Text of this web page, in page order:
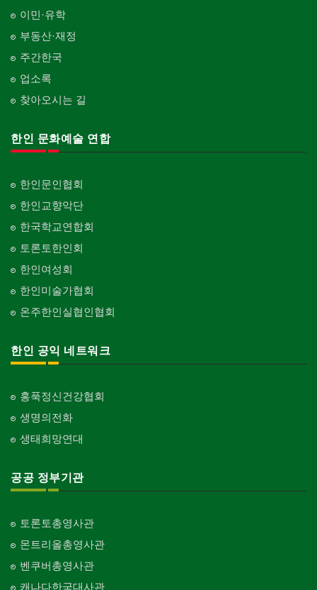
이민·유학
부동산·재정
주간한국
업소록
찾아오시는 길
한인 문화예술 연합
한인문인협회
한인교향악단
한국학교연합회
토론토한인회
한인여성회
한인미술가협회
온주한인실협인협회
한인 공익 네트워크
홍푹정신건강협회
생명의전화
생태희망연대
공공 정부기관
토론토총영사관
몬트리올총영사관
벤쿠버총영사관
캐나다한국대사관